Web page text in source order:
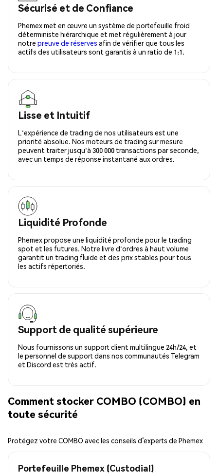
Sécurisé et de Confiance
Phemex met en œuvre un système de portefeuille froid
déterministe hiérarchique et met régulièrement à jour
notre preuve de réserves afin de vérifier que tous les
actifs des utilisateurs sont garantis à un ratio de 1:1.
Lisse et Intuitif
L'expérience de trading de nos utilisateurs est une
priorité absolue. Nos moteurs de trading sur mesure
peuvent traiter jusqu'à 300 000 transactions par seconde,
avec un temps de réponse instantané aux ordres.
Liquidité Profonde
Phemex propose une liquidité profonde pour le trading
spot et les futures. Notre livre d'ordres à haut volume
garantit un trading fluide et des prix stables pour tous
les actifs répertoriés.
Support de qualité supérieure
Nous fournissons un support client multilingue 24h/24, et
le personnel de support dans nos communautés Telegram
et Discord est très actif.
Comment stocker COMBO (COMBO) en
toute sécurité
Protégez votre COMBO avec les conseils d’experts de Phemex
Portefeuille Phemex (Custodial)